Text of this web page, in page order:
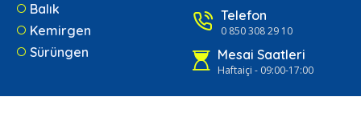
Balık
Kemirgen
Sürüngen
Telefon
0 850 308 29 10
Mesai Saatleri
Haftaiçi - 09:00-17:00